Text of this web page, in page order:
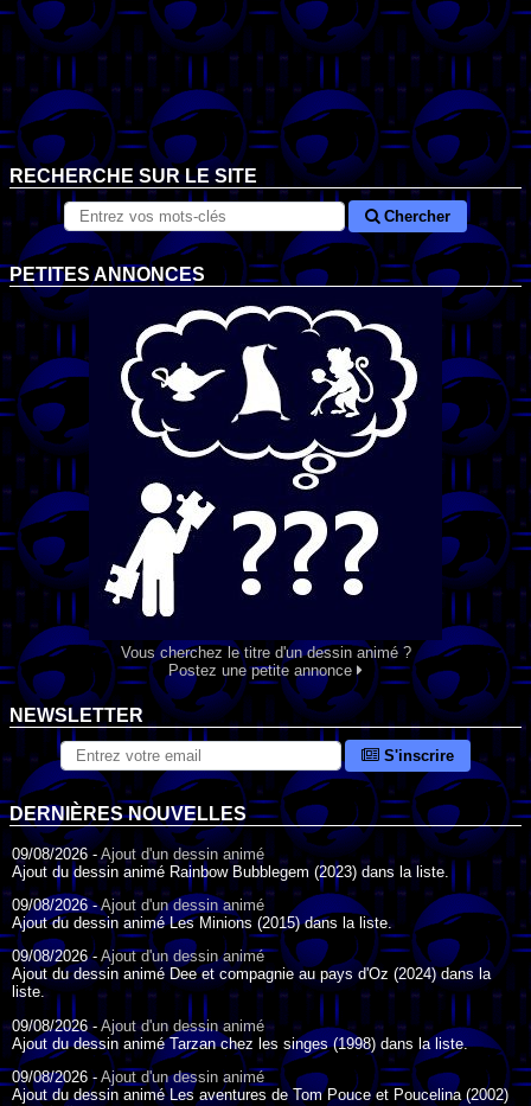
RECHERCHE SUR LE SITE
Chercher
PETITES ANNONCES
Vous cherchez le titre d'un dessin animé ?
Postez une petite annonce
NEWSLETTER
S'inscrire
DERNIÈRES NOUVELLES
09/08/2026 -Ajout d'un dessin animé
Ajout du dessin animé Rainbow Bubblegem (2023) dans la liste.
09/08/2026 -Ajout d'un dessin animé
Ajout du dessin animé Les Minions (2015) dans la liste.
09/08/2026 - Ajout d'un dessin animé
Ajout du dessin animé Dee et compagnie au pays d'Oz (2024) dans la
liste.
09/08/2026 -Ajout d'un dessin animé
Ajout du dessin animé Tarzan chez les singes (1998) dans la liste.
09/08/2026 - Ajout d'un dessin animé
Ajout du dessin animé Les aventures de Tom Pouce et Poucelina (2002)